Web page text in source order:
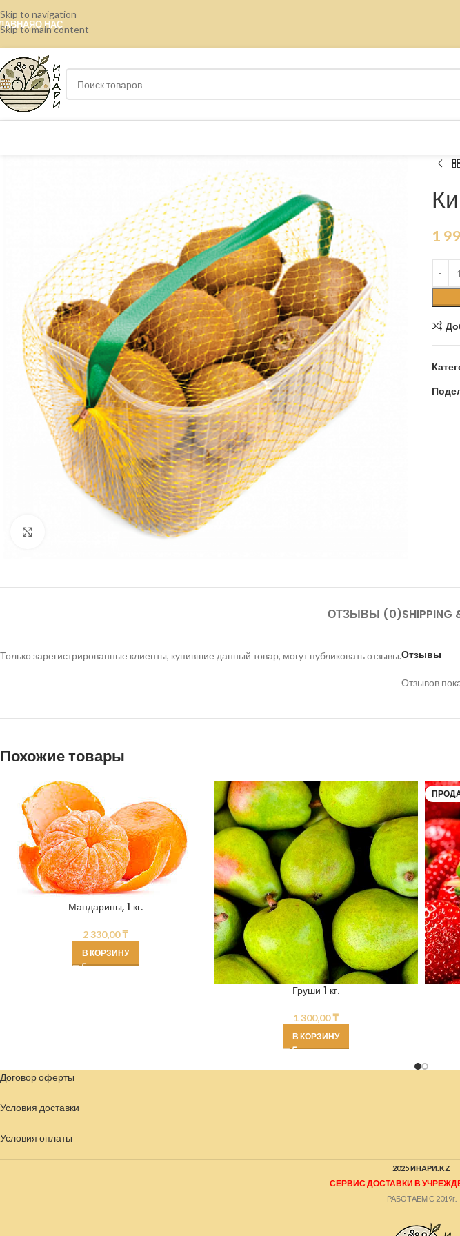
Skip to navigation
Skip to main content
О НАС
Нажмите, чтобы увеличить
1
ОТЗЫВЫ (0)SHIPPING
Отзывы
Отзывов
Только зарегистрированные клиенты, купившие данный товар, могут публиковать отзывы.
Похожие товары
Мандарины, 1 кг.
2 330,00₸
В КОРЗИНУ
Груши 1 кг.
1 300,00₸
В КОРЗИНУ
Договор оферты
Условия доставки
Условия оплаты
2025 ИНАРИ.KZ
СЕРВИС ДОСТАВКИ В
РАБОТАЕМ С 2019г.